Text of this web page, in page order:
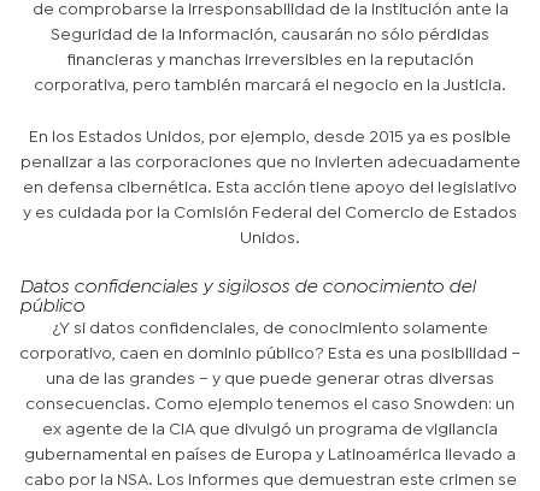
de comprobarse la irresponsabilidad de la institución ante la
Seguridad de la Información, causarán no sólo pérdidas
financieras y manchas irreversibles en la reputación
corporativa, pero también marcará el negocio en la Justicia.
En los Estados Unidos, por ejemplo, desde 2015 ya es posible
penalizar a las corporaciones que no invierten adecuadamente
en defensa cibernética. Esta acción tiene apoyo del legislativo
y es cuidada por la Comisión Federal del Comercio de Estados
Unidos.
Datos confidenciales y sigilosos de conocimiento del
público
¿Y si datos confidenciales, de conocimiento solamente
corporativo, caen en dominio público? Esta es una posibilidad –
una de las grandes – y que puede generar otras diversas
consecuencias. Como ejemplo tenemos el caso Snowden: un
ex agente de la CIA que divulgó un programa de vigilancia
gubernamental en países de Europa y Latinoamérica llevado a
cabo por la NSA. Los informes que demuestran este crimen se